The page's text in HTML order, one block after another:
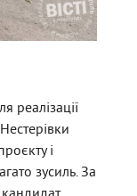
реалізації
і
зусиль. За